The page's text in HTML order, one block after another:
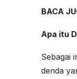
BACA
Apa itu
Sebagai
denda